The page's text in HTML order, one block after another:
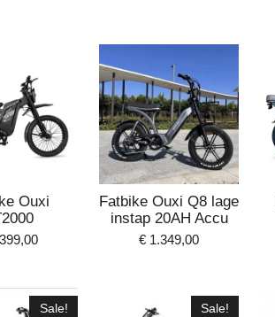
Ouxi
Fatbike Ouxi Q8 lage
instap 20AH Accu
€ 1.349,00
Sale! Sale!